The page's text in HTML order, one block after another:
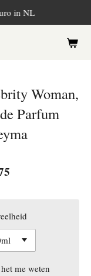
in NL
Woman,
Parfum
me weten